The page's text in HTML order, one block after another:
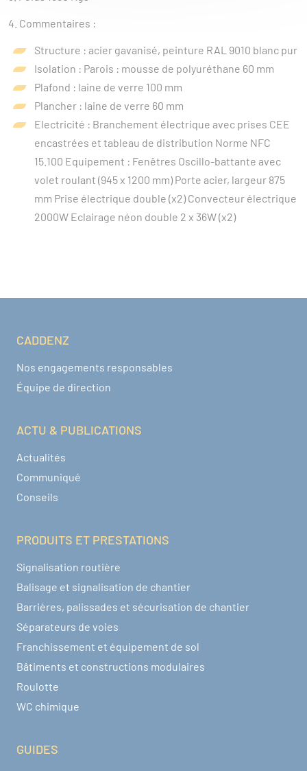
4. Commentaires :
Structure : acier gavanisé, peinture RAL 9010 blanc pur
Isolation : Parois : mousse de polyuréthane 60 mm
Plafond : laine de verre 100 mm
Plancher : laine de verre 60 mm
Electricité : Branchement électrique avec prises CEE
encastrées et tableau de distribution Norme NFC
15.100 Equipement : Fenêtres Oscillo-battante avec
volet roulant (945 x 1200 mm) Porte acier, largeur 875
mm Prise électrique double (x2) Convecteur électrique
2000W Eclairage néon double 2 x 36W (x2)
Navigation pied de page
CADDENZ
Nos engagements responsables
Équipe de direction
ACTU & PUBLICATIONS
Actualités
Communiqué
Conseils
PRODUITS ET PRESTATIONS
Signalisation routière
Balisage et signalisation de chantier
Barrières, palissades et sécurisation de chantier
Séparateurs de voies
Franchissement et équipement de sol
Bâtiments et constructions modulaires
Roulotte
WC chimique
GUIDES